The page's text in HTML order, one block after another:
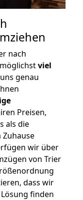
nach
viel
genau
Preisen,
als die
wir über
von Trier
dass wir
finden